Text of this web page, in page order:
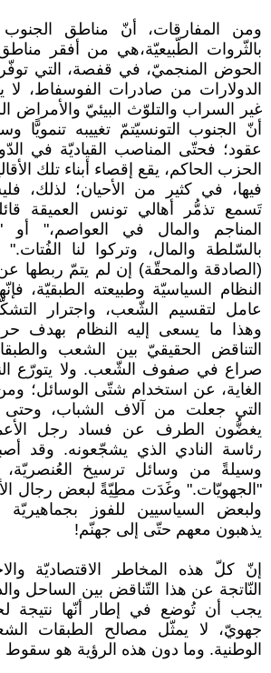
ومن المفارقات، أنّ مناطق الجنوب
بالثّروات الطّبيعيّة،هي من أفقر
الحوض المنجميّ، في قفصة، التي
الدولارات من صادرات الفوسفاط، لا
غير السراب والتلوّث البيئيّ والأمراض
أنّ الجنوب التونسيّتمّ تغييبه تنمويًّا
عقود؛ فحتّى المناصب القياديّة في
الحزب الحاكم، يقع إقصاء أبناء تلك
فيها، في كثير من الأحيان؛ لذلك،
تَسمع تذمُّر أهالي تونس العميقة
المناجم والمال في العواصم،" أو
بالسّلطة والمال، وتركوا لنا
(الصادقة والمحقّة) إن لم يتمّ ربطها
النظام السياسيّة وطبيعته الطبقيّة،
عامل لتقسيم الشّعب، واجترار
وهذا ما يسعى إليه النظام بهدف
التناقض الحقيقيّ بين الشعب
صراع في صفوف الشّعب. ولا يتورّع
الغاية، عن استخدام شتّى الوسائل؛
التي جعلت من آلاف الشباب، وحتى
يغضُّون الطرف عن فساد رجل
رئاسة النادي الذي يشجّعونه. وقد
وسيلةً من وسائل ترسيخ
"الجهويّات." وغَدَت مطِيّةً لبعض رجال
ولبعض السياسيين للفوز بجماهيريّة
يذهبون معهم حتّى إلى جهنّم!
إنّ كلّ هذه المخاطر الاقتصاديّة
النّاتجة عن هذا التّناقض بين الساحل
يجب أن تُوضع في إطار أنّها نتيجة
جهويّ، لا يمثّل مصالح الطبقات
الوطنية. وما دون هذه الرؤية هو